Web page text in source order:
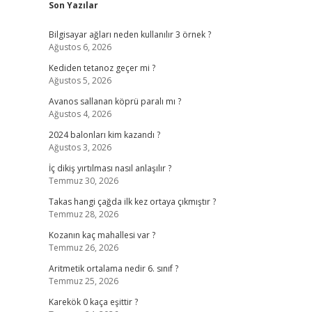
Son Yazılar
Bilgisayar ağları neden kullanılır 3 örnek ?
Ağustos 6, 2026
Kediden tetanoz geçer mi ?
Ağustos 5, 2026
Avanos sallanan köprü paralı mı ?
Ağustos 4, 2026
2024 balonları kim kazandı ?
Ağustos 3, 2026
İç dikiş yırtılması nasıl anlaşılır ?
Temmuz 30, 2026
Takas hangi çağda ilk kez ortaya çıkmıştır ?
Temmuz 28, 2026
Kozanın kaç mahallesi var ?
Temmuz 26, 2026
Aritmetik ortalama nedir 6. sınıf ?
Temmuz 25, 2026
Karekök 0 kaça eşittir ?